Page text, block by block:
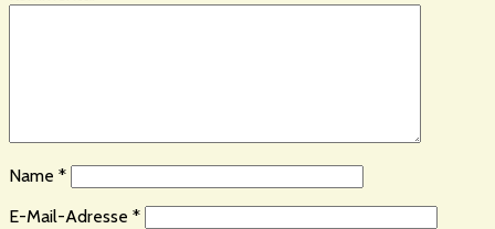
Name *
E-Mail-Adresse *